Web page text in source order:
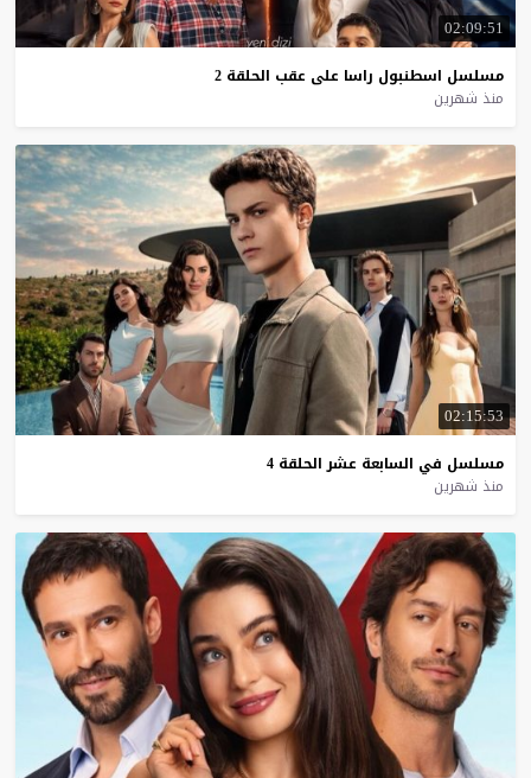
02:09:51
مسلسل اسطنبول راسا على عقب الحلقة 2
منذ شهرين
02:15:53
مسلسل في السابعة عشر الحلقة 4
منذ شهرين